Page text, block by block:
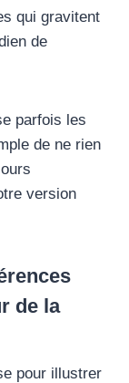
qui gravitent
de
parfois les
de ne rien
version
de la
pour illustrer